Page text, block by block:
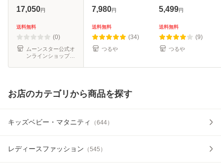
SP2000 グレイ 幅
産 撥水加工 柔らか
い 軽い 衝撃吸収
弾むよう
17,050円
送料無料
(0)
ムーンスター公式オ
ンラインショップ
店
無料 W373 WL373
7,980円
送料無料
(34)
つるや
無料 M30 CT30
5,499円
送料無料
(9)
つるや
お店のカテゴリから商品を探す
キッズベビー・マタニティ （644）
レディースファッション （545 ）